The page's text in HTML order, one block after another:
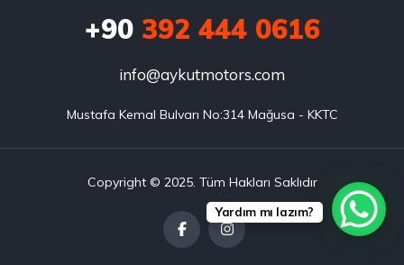
+90392 444 0616
info@aykutmotors.com
Mustafa Kemal Bulvarı No:314 Mağusa - KKTC
Copyright © 2025. Tüm Hakları Saklıdır
Yardım mı lazım?